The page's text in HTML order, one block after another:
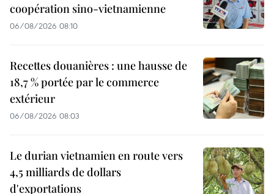
coopération sino-vietnamienne
06/08/2026 08:10
Recettes douanières : une hausse de
18,7 % portée par le commerce
extérieur
06/08/2026 08:03
Le durian vietnamien en route vers
4,5 milliards de dollars
d'exportations